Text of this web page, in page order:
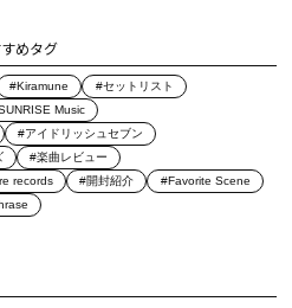
めタグ
#Kiramune
#セットリスト
Music
#アイドリッシュセブン
#楽曲レビュー
records #開封紹介
#Favorite Scene